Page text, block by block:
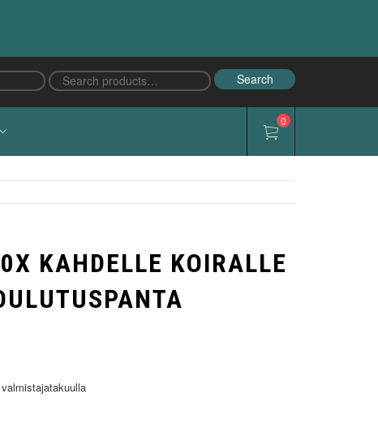
Search
for:
Search
0
KAHDELLE KOIRALLE